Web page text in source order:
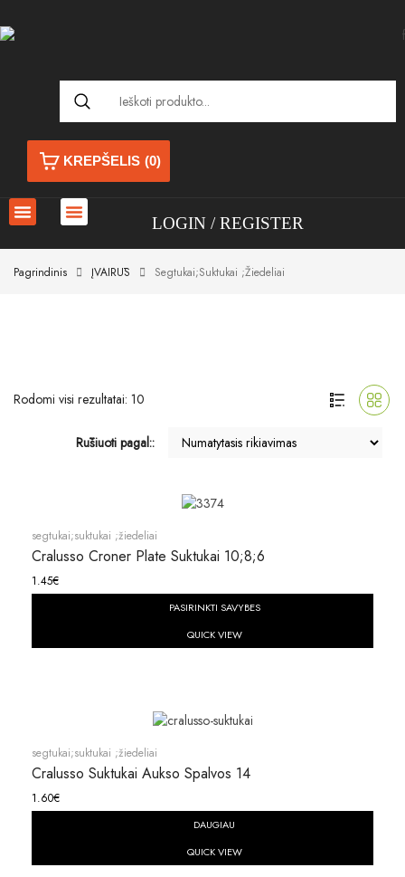
KREPŠELIS (0)
LOGIN REGISTER
Pagrindinis ĮVAIRŪS Segtukai;suktukai ;žiedeliai
Rodomi visi rezultatai: 10
Rūšiuoti pagal::
segtukai;suktukai ;žiedeliai
Cralusso Croner Plate Suktukai 10;8;6
1.45€
PASIRINKTI SAVYBES
QUICK VIEW
segtukai;suktukai ;žiedeliai
Cralusso Suktukai Aukso Spalvos 14
1.60€
DAUGIAU
QUICK VIEW